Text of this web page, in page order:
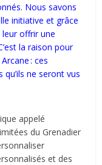
Nous savons
initiative et grâce
offrir une
la raison pour
: ces
ne seront vus
appelé
du Grenadier
et des